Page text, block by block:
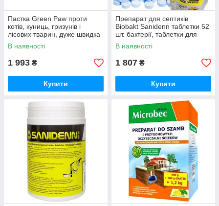
Пастка Green Paw проти
котів, куниць, гризунів і
лісових тварин, дуже швидка
82х20х27 см
В наявності
1 993 ₴
Купити
Препарат для септиків
Biobakt Sanidenn таблетки 52
шт. бактерії, таблетки для
очисних станцій
В наявності
1 807 ₴
Купити